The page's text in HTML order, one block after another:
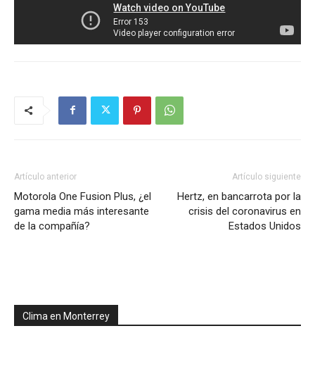
Artículo anterior
Motorola One Fusion Plus, ¿el
gama media más interesante
de la compañía?
Artículo siguiente
Hertz, en bancarrota por la
crisis del coronavirus en
Estados Unidos
Clima en Monterrey